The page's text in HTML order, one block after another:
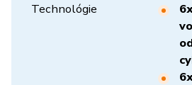
Technológie